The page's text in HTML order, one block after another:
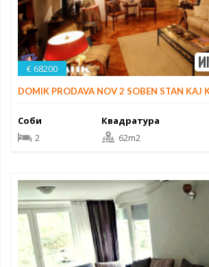
€ 68200
DOMIK PRODAVA NOV 2 SOBEN STAN KAJ
Соби
2
Квадратура
62m2